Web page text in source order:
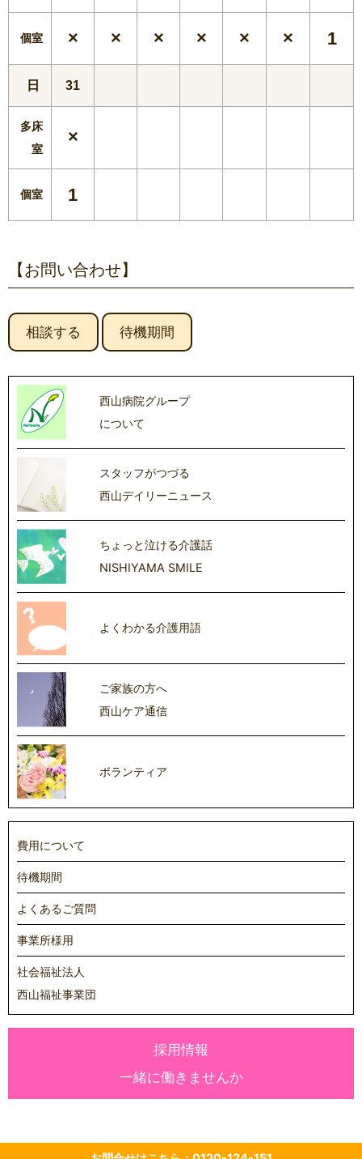
個室 × × × × × × 1
日 31
多床
室
×
個室 1
【お問い合わせ】
相談する 待機期間
西山病院グループ
について
スタッフがつづる
西山デイリーニュース
ちょっと泣ける介護話
NISHIYAMA SMILE
よくわかる介護用語
ご家族の方へ
西山ケア通信
ボランティア
費用について
待機期間
よくあるご質問
事業所様用
社会福祉法人
西山福祉事業団
採用情報
一緒に働きませんか